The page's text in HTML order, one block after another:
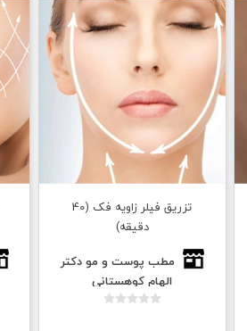
تزریق فيلر زاویه فک (40
دقیقه)
مطب پوست و مو دكتر
الهام كوهستانى